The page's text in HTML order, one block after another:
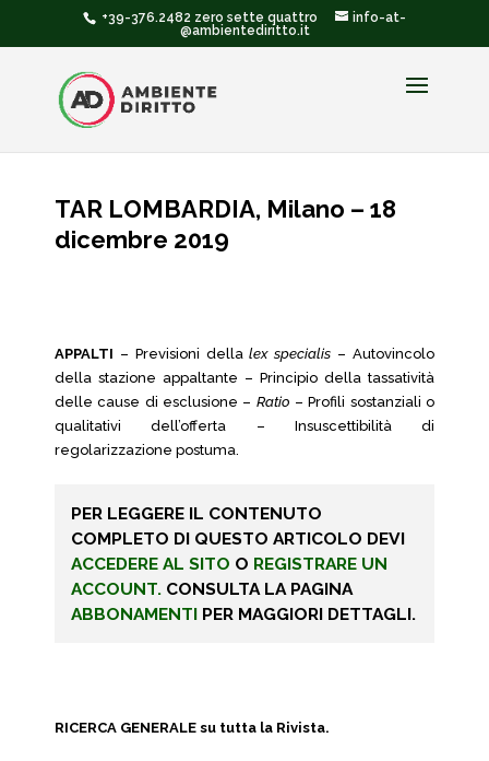
+39-376.2482 zero sette quattro
info-at-
@ambientediritto.it
TAR LOMBARDIA, Milano – 18
dicembre 2019
APPALTI – Previsioni dellalex specialis – Autovincolo
della stazione appaltante – Principio della tassatività
delle cause di esclusione – Ratio – Profili sostanziali o
qualitativi dell’offerta – Insuscettibilità di
regolarizzazione postuma.
PER LEGGERE IL CONTENUTO
COMPLETO DI QUESTO ARTICOLO DEVI
ACCEDERE AL SITO O REGISTRARE UN
ACCOUNT. CONSULTA LA PAGINA
ABBONAMENTI PER MAGGIORI DETTAGLI.
RICERCA GENERALE su tutta la Rivista.